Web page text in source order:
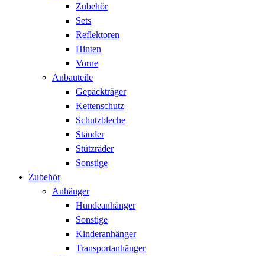
Zubehör
Sets
Reflektoren
Hinten
Vorne
Anbauteile
Gepäckträger
Kettenschutz
Schutzbleche
Ständer
Stützräder
Sonstige
Zubehör
Anhänger
Hundeanhänger
Sonstige
Kinderanhänger
Transportanhänger